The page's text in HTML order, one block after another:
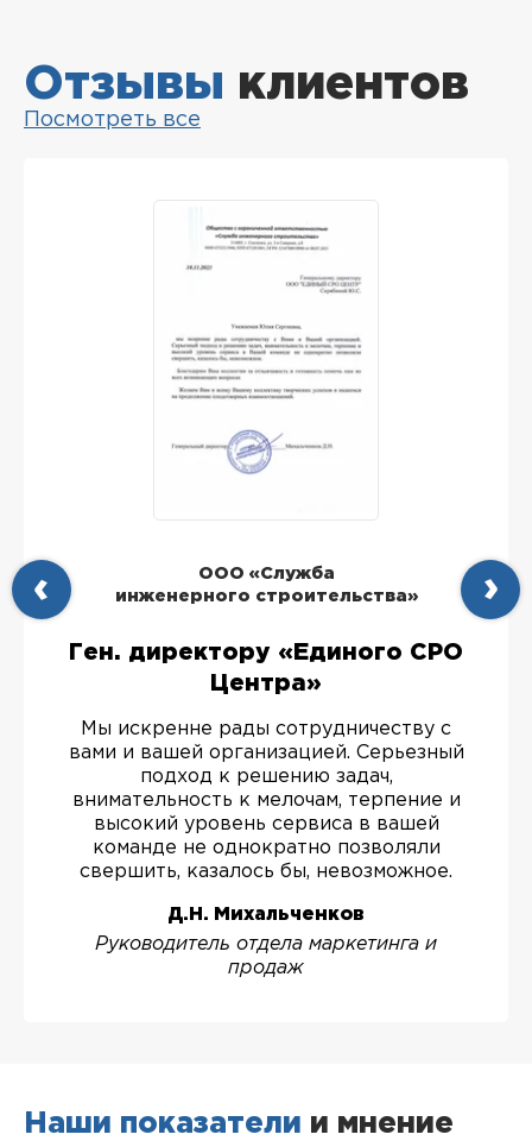
Отзывы клиентов
Посмотреть все
ООО «Служба
инженерного строительства»
Ген. директору «Единого СРО
Центра»
Мы искренне рады сотрудничеству с
вами и вашей организацией. Серьезный
подход к решению задач,
внимательность к мелочам, терпение и
высокий уровень сервиса в вашей
команде не однократно позволяли
свершить, казалось бы, невозможное.
Д.Н. Михальченков
Руководитель отдела маркетинга и
продаж
Наши показатели и мнение